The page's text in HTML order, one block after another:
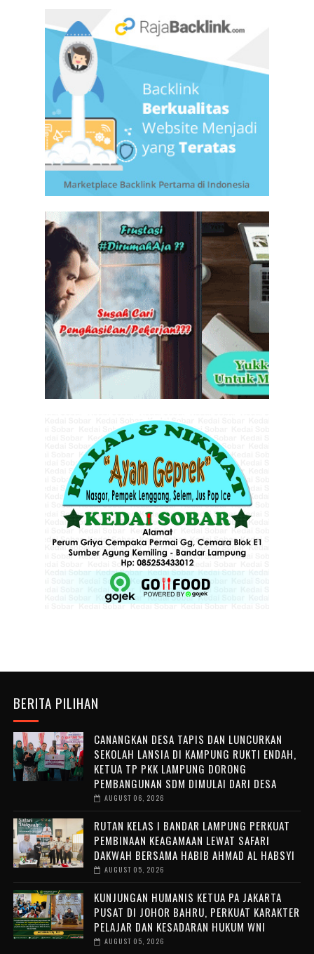
BERITA PILIHAN
CANANGKAN DESA TAPIS DAN LUNCURKAN
SEKOLAH LANSIA DI KAMPUNG RUKTI ENDAH,
KETUA TP PKK LAMPUNG DORONG
PEMBANGUNAN SDM DIMULAI DARI DESA
AUGUST 06, 2026
RUTAN KELAS I BANDAR LAMPUNG PERKUAT
PEMBINAAN KEAGAMAAN LEWAT SAFARI
DAKWAH BERSAMA HABIB AHMAD AL HABSYI
AUGUST 05, 2026
KUNJUNGAN HUMANIS KETUA PA JAKARTA
PUSAT DI JOHOR BAHRU, PERKUAT KARAKTER
PELAJAR DAN KESADARAN HUKUM WNI
AUGUST 05, 2026